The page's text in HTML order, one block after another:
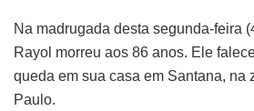
Na madrugada desta segunda-feira
Rayol morreu aos 86 anos. Ele
queda em sua casa em Santana, na
Paulo.